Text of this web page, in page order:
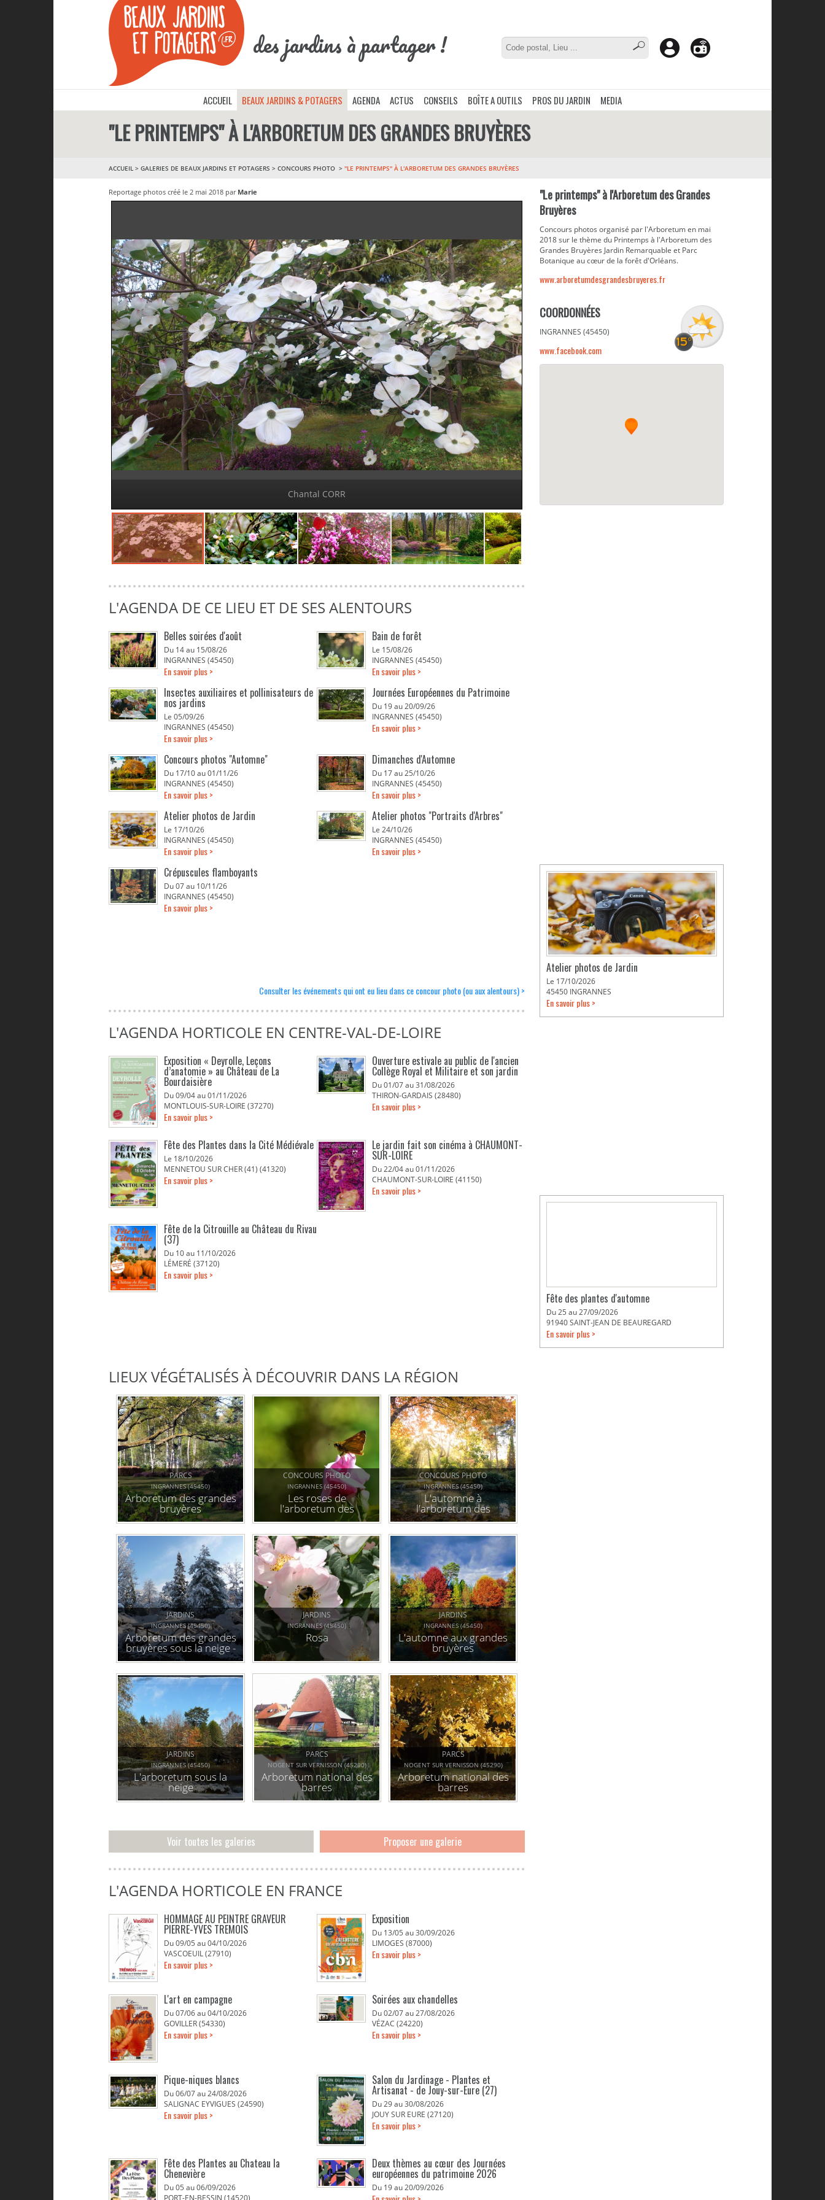
des jardins à partager !
ACCUEIL BEAUX JARDINS & POTAGERS AGENDA ACTUS CONSEILS BOÎTE A OUTILS PROS DU JARDIN MEDIA
"LE PRINTEMPS" À L'ARBORETUM DES GRANDES BRUYÈRES
ACCUEIL > GALERIES DE BEAUX JARDINS ET POTAGERS > CONCOURS PHOTO "LE PRINTEMPS" À L'ARBORETUM DES GRANDES BRUYÈRES
Reportage photos créé le 2 mai 2018 par Marie
Chantal CORR
"Le printemps" à l'Arboretum des Grandes
Bruyères
Concours photos organisé par l'Arboretum en mai
2018 sur le thème du Printemps à l'Arboretum des
Grandes Bruyères Jardin Remarquable et Parc
Botanique au cœur de la forêt d'Orléans.
www.arboretumdesgrandesbruyeres.fr
COORDONNÉES
INGRANNES (45450)
www.facebook.com
L'AGENDA DE CE LIEU ET DE SES ALENTOURS
Belles soirées d'août
Du 14 au 15/08/26
INGRANNES (45450)
En savoir plus >
Bain de forêt
Le 15/08/26
INGRANNES (45450)
En savoir plus >
Insectes auxiliaires et pollinisateurs de
nos jardins
Le 05/09/26
INGRANNES (45450)
En savoir plus >
Journées Européennes du Patrimoine
Du 19 au 20/09/26
INGRANNES (45450)
En savoir plus >
Concours photos "Automne"
Du 17/10 au 01/11/26
INGRANNES (45450)
En savoir plus >
Dimanches d'Automne
Du 17 au 25/10/26
INGRANNES (45450)
En savoir plus >
Atelier photos de Jardin
Le 17/10/26
INGRANNES (45450)
En savoir plus >
Atelier photos "Portraits d'Arbres"
Le 24/10/26
INGRANNES (45450)
En savoir plus >
Crépuscules flamboyants
Du 07 au 10/11/26
INGRANNES (45450)
En savoir plus >
Consulter les événements qui ont eu lieu dans ce concour photo (ou aux alentours) >
L'AGENDA HORTICOLE EN CENTRE-VAL-DE-LOIRE
Exposition « Deyrolle, Leçons
d’anatomie » au Château de La
Bourdaisière
Du 09/04 au 01/11/2026
MONTLOUIS-SUR-LOIRE (37270)
En savoir plus >
Ouverture estivale au public de l'ancien
Collège Royal et Militaire et son jardin
Du 01/07 au 31/08/2026
THIRON-GARDAIS (28480)
En savoir plus >
Fête des Plantes dans la Cité Médiévale
Le 18/10/2026
MENNETOU SUR CHER (41) (41320)
En savoir plus >
Le jardin fait son cinéma à CHAUMONT-
SUR-LOIRE
Du 22/04 au 01/11/2026
CHAUMONT-SUR-LOIRE (41150)
En savoir plus >
Fête de la Citrouille au Château du Rivau
(37)
Du 10 au 11/10/2026
LÉMERÉ (37120)
En savoir plus >
LIEUX VÉGÉTALISÉS À DÉCOUVRIR DANS LA RÉGION
PARCS
INGRANNES (45450)
Arboretum des grandes
bruyères
CONCOURS PHOTO
INGRANNES (45450)
Les roses de
l'arboretum des
grandes bruyères
CONCOURS PHOTO
INGRANNES (45450)
L'automne à
l'arboretum des
grandes bruyères
JARDINS
INGRANNES (45450)
Arboretum des grandes
bruyères sous la neige -
février 2018
JARDINS
INGRANNES (45450)
Rosa
JARDINS
INGRANNES (45450)
L'automne aux grandes
bruyères
JARDINS
INGRANNES (45450)
L'arboretum sous la
neige
PARCS
NOGENT SUR VERNISSON (45290)
Arboretum national des
barres
PARCS
NOGENT SUR VERNISSON (45290)
Arboretum national des
barres
Voir toutes les galeries Proposer une galerie
L'AGENDA HORTICOLE EN FRANCE
HOMMAGE AU PEINTRE GRAVEUR
PIERRE-YVES TREMOIS
Du 09/05 au 04/10/2026
VASCOEUIL (27910)
En savoir plus >
Exposition
Du 13/05 au 30/09/2026
LIMOGES (87000)
En savoir plus >
L'art en campagne
Du 07/06 au 04/10/2026
GOVILLER (54330)
En savoir plus >
Soirées aux chandelles
Du 02/07 au 27/08/2026
VÉZAC (24220)
En savoir plus >
Pique-niques blancs
Du 06/07 au 24/08/2026
SALIGNAC EYVIGUES (24590)
En savoir plus >
Salon du Jardinage - Plantes et
Artisanat - de Jouy-sur-Eure (27)
Du 29 au 30/08/2026
JOUY SUR EURE (27120)
En savoir plus >
Fête des Plantes au Chateau la
Chenevière
Du 05 au 06/09/2026
PORT-EN-BESSIN (14520)
Deux thèmes au cœur des Journées
européennes du patrimoine 2026
Du 19 au 20/09/2026
Atelier photos de Jardin
Le 17/10/2026
45450 INGRANNES
En savoir plus >
Fête des plantes d'automne
Du 25 au 27/09/2026
91940 SAINT-JEAN DE BEAUREGARD
En savoir plus >